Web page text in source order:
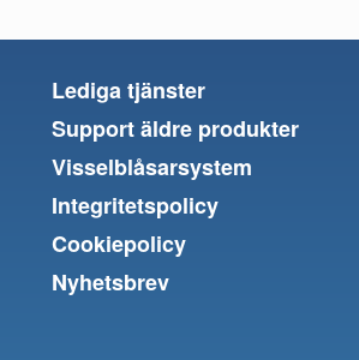
Lediga tjänster
Support äldre produkter
Visselblåsarsystem
Integritetspolicy
Cookiepolicy
Nyhetsbrev